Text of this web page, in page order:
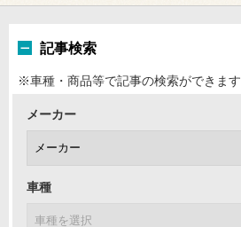
記事検索
※車種・商品等で記事の検索ができます
メーカー
車種